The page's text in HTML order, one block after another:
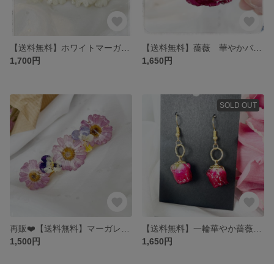
1,700円
1,650円
1,500円
SOLD OUT
1,650円